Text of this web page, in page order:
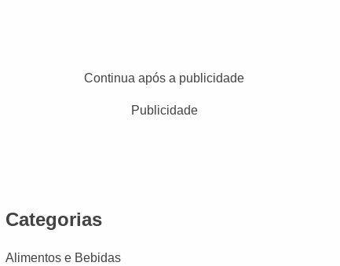
Continua após a publicidade
Publicidade
Categorias
Alimentos e Bebidas